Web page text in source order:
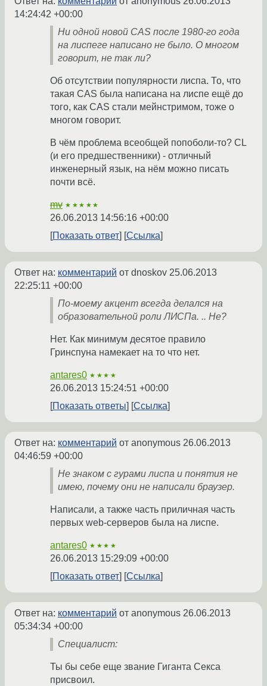
14:24:42 +00:00
Ни одной новой CAS после 1980-го года
на лиспеге написано не было. О многом
говорит, не так ли?
Об отсутствии популярности лиспа. То, что
такая CAS была написана на лиспе ещё до
того, как CAS стали мейнстримом, тоже о
многом говорит.
В чём проблема всеобщей попоболи-то? CL
(и его предшественники) - отличный
инженерный язык, на нём можно писать
почти всё.
mv ★★★★★
26.06.2013 14:56:16 +00:00
Показать ответ
Ссылка
Ответ на: комментарий от dnoskov 25.06.2013
22:25:11 +00:00
По-моему акцент всегда делался на
образовательной роли ЛИСПа. .. Не?
Нет. Как минимум десятое правило
Гринспуна намекает на то что нет.
antares0 ★★★★
26.06.2013 15:24:51 +00:00
Показать ответы
Ссылка
Ответ на: комментарий от anonymous 26.06.2013
04:46:59 +00:00
Не знаком с гурами лиспа и понятия не
имею, почему они не написали браузер.
Написали, а также часть приличная часть
первых web-серверов была на лиспе.
antares0 ★★★★
26.06.2013 15:29:09 +00:00
Показать ответ
Ссылка
Ответ на: комментарий от anonymous 26.06.2013
05:34:34 +00:00
Специалист:
Ты бы себе еще звание Гиганта Секса
присвоил.